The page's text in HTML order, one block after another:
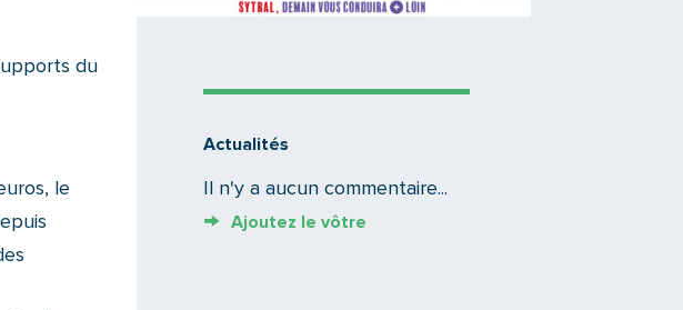
Actualités
Il n'y a aucun commentaire...
Ajoutez le vôtre
du
le